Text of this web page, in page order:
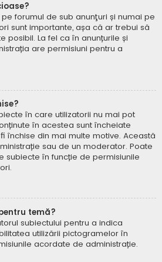
forumul de sub anunţuri și numai pe
sunt importante, așa că ar trebui să
posibil. La fel ca în anunțurile și
are permisiuni pentru a
în care utilizatorii nu mai pot
în acestea sunt încheiate
închise din mai multe motive. Această
sau de un moderator. Poate
subiecte în funcție de permisiunile
temă?
subiectului pentru a indica
utilizării pictogramelor în
acordate de administrație.